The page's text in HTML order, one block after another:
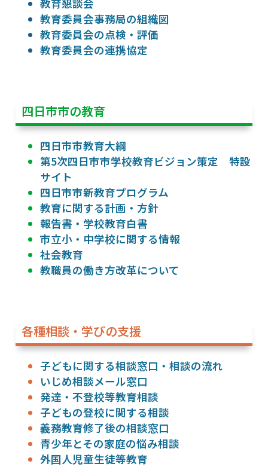
教育懇談会
教育委員会事務局の組織図
教育委員会の点検・評価
教育委員会の連携協定
四日市市の教育
四日市市教育大綱
第5次四日市市学校教育ビジョン策定 特設
サイト
四日市市新教育プログラム
教育に関する計画・方針
報告書・学校教育白書
市立小・中学校に関する情報
社会教育
教職員の働き方改革について
各種相談・学びの支援
子どもに関する相談窓口・相談の流れ
いじめ相談メール窓口
発達・不登校等教育相談
子どもの登校に関する相談
義務教育修了後の相談窓口
青少年とその家庭の悩み相談
外国人児童生徒等教育